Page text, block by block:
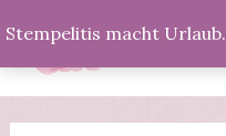
Stempelitis macht
Inhalt
springen